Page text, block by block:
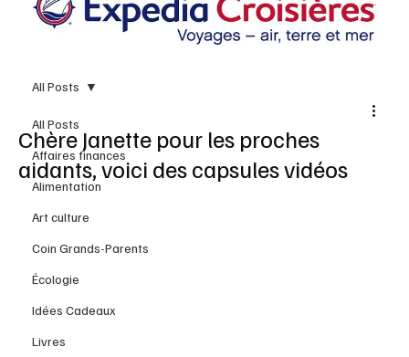
All Posts
Affaires finances
Alimentation
Art culture
Coin Grands-Parents
Écologie
Idées Cadeaux
Livres
All Posts
Chère Janette pour les proches
aidants, voici des capsules vidéos